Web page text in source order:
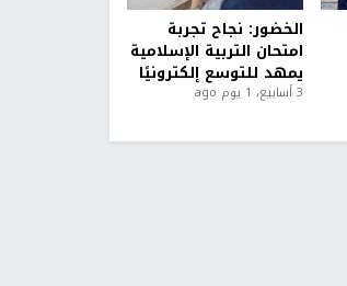
الخضور: نجاح تجربة
امتحان التربية الإسلامية
يمهد للتوسع إلكترونيًا
3 أسابيع، 1 يوم ago